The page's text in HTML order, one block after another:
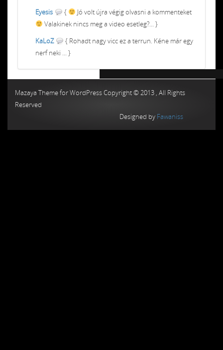
Eyesis
{
Jó volt újra végig olvasni a kommenteket
Valakinek nincs meg a video esetleg?... }
KaLoZ
{ Rohadt nagy vicc ez a terrun. Kéne már egy
nerf neki ... }
Mazaya Theme for WordPress Copyright © 2013 , All Rights
Reserved
Designed by Fawaniss